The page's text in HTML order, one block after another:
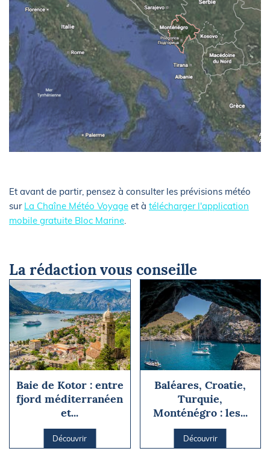
Et avant de partir, pensez à consulter les prévisions météo
sur La Chaîne Météo Voyage et à télécharger l'application
mobile gratuite Bloc Marine.
La rédaction vous conseille
Baie de Kotor : entre
fjord méditerranéen
et...
Découvrir
Baléares, Croatie,
Turquie,
Monténégro : les...
Découvrir